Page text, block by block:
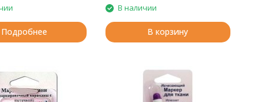
Подробнее
В наличии
В корзину